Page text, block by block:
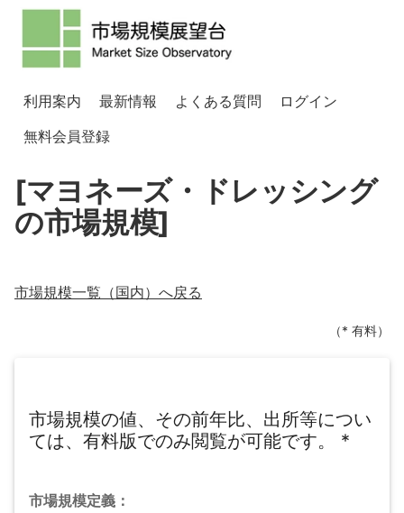
利用案内 最新情報 よくある質問
ログイン
無料会員登録
[マヨネーズ・ドレッシング
の市場規模]
市場規模一覧（国内）へ戻る
（* 有料）
市場規模の値、その前年比、出所等につい
ては、有料版でのみ閲覧が可能です。
*
市場規模定義：